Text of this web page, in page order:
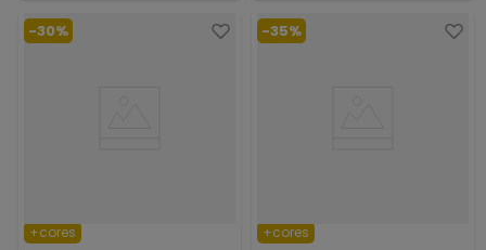
-30%
+cores
-35%
+cores